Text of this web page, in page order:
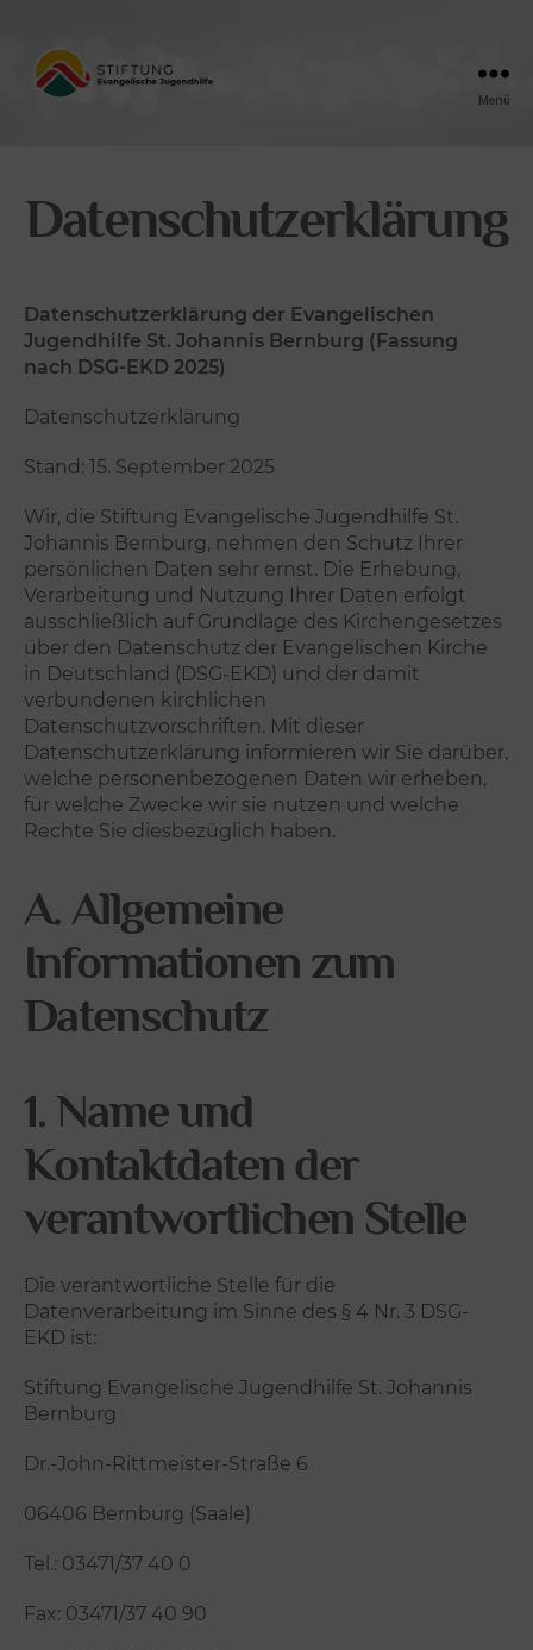
Menü
Datenschutzerklärung
Datenschutzerklärung der Evangelischen
Jugendhilfe St. Johannis Bernburg (Fassung
nach DSG-EKD 2025)
Datenschutzerklärung
Stand: 15. September 2025
Wir, die Stiftung Evangelische Jugendhilfe St.
Johannis Bernburg, nehmen den Schutz Ihrer
persönlichen Daten sehr ernst. Die Erhebung,
Verarbeitung und Nutzung Ihrer Daten erfolgt
ausschließlich auf Grundlage des Kirchengesetzes
über den Datenschutz der Evangelischen Kirche
in Deutschland (DSG-EKD) und der damit
verbundenen kirchlichen
Datenschutzvorschriften. Mit dieser
Datenschutzerklärung informieren wir Sie darüber,
welche personenbezogenen Daten wir erheben,
für welche Zwecke wir sie nutzen und welche
Rechte Sie diesbezüglich haben.
A. Allgemeine
Informationen zum
Datenschutz
1. Name und
Kontaktdaten der
verantwortlichen Stelle
Die verantwortliche Stelle für die
Datenverarbeitung im Sinne des § 4 Nr. 3 DSG-
EKD ist:
Stiftung Evangelische Jugendhilfe St. Johannis
Bernburg
Dr.-John-Rittmeister-Straße 6
06406 Bernburg (Saale)
Tel.: 03471/37 40 0
Fax: 03471/37 40 90